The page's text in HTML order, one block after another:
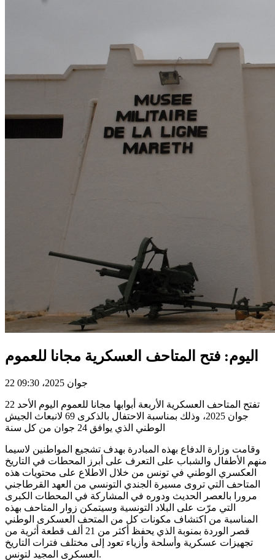
اليوم: فتح المتاحف العسكرية مجانا للعموم
22 جوان 2025، 09:30
تفتح المتاحف العسكرية الأربعة أبوابها مجانا للعموم اليوم الأحد 22
جوان 2025، وذلك بمناسبة الاحتفال بالذكرى 69 لانبعاث الجيش
الوطني الذي يوافق 24 جوان من كل سنة
وقامت وزارة الدفاع بهذه المبادرة بهدف تشجيع المواطنين لاسيما
منهم الأطفال والشباب على التعرف على أبرز المحطات في التاريخ
العكسري الوطني في تونس من خلال الاطلاع على محتويات هذه
المتاحف التي تروى مسيرة الجندي التونسي من العهد القرطاجني
مرورا بالعصر الحديث ودوره في المشاركة في المحطات الكبرى
التي مرّت على البلاد التونسية وسيتمكن زوار المتاحف بهذه
المناسبة من اكتشاف مكونات كل من المتحف العسكرى الوطني
قصر الوردة بمنوبة الذي يحفظ أكثر من 21 ألف قطعة أثرية من
تجهيزات عسكرية وأسلحة وأزياء تعود إلى مختلف فترات التاريخ
العسكرى المجيد لتونس.